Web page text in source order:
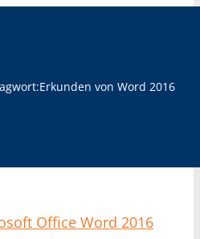
Erkunden von Word 2016
Office Word 2016